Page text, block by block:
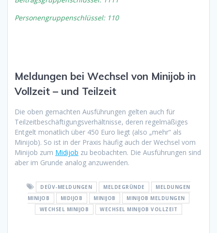
Personengruppenschlüssel: 110
Meldungen bei Wechsel von Minijob in
Vollzeit – und Teilzeit
Die oben gemachten Ausführungen gelten auch für
Teilzeitbeschäftigungsverhältnisse, deren regelmäßiges
Entgelt monatlich über 450 Euro liegt (also „mehr“ als
Minijob). So ist in der Praxis häufig auch der Wechsel vom
Minijob zum Midijob zu beobachten. Die Ausführungen sind
aber im Grunde analog anzuwenden.
DEÜV-MELDUNGEN MELDEGRÜNDE
MELDUNGEN
MINIJOB
MIDIJOB MINIJOB
MINIJOB MELDUNGEN
WECHSEL MINIJOB
WECHSEL MINIJOB VOLLZEIT